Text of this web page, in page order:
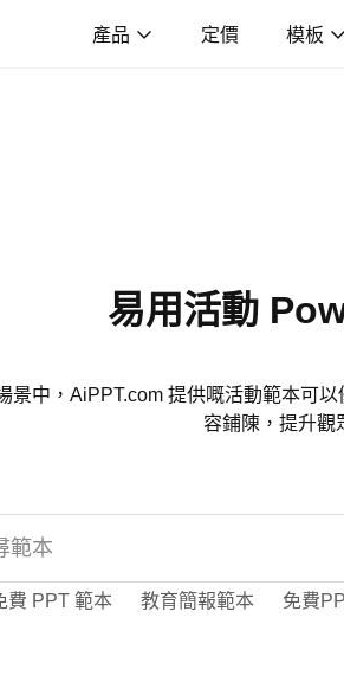
產品 定價 模板
易用活動
景中，AiPPT.com 提供嘅活動範本可
容鋪陳，提升觀
費 PPT 範本 教育簡報範本 免費